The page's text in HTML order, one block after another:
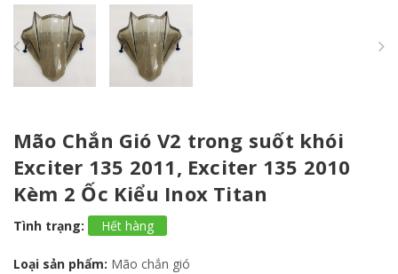
Mão Chắn Gió V2 trong suốt khói
Exciter 135 2011, Exciter 135 2010
Kèm 2 Ốc Kiểu Inox Titan
Tình trạng: Hết hàng
Loại sản phẩm: Mão chắn gió